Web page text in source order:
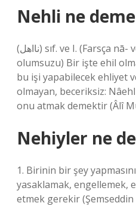
Nehli ne
(ﻧﺎﺍﻫﻞ) sıf. ve I. (Farsça nā- ve Ar. ehl ve nā-ehl’in
olumsuzu) Bir işte ehil
bu işi yapabilecek ehliyet
olmayan, beceriksiz:
onu atmak demektir (Âlî
Nehiyler ne
1. Birinin bir şey
yasaklamak, engellemek,
etmek gerekir (Şemseddin